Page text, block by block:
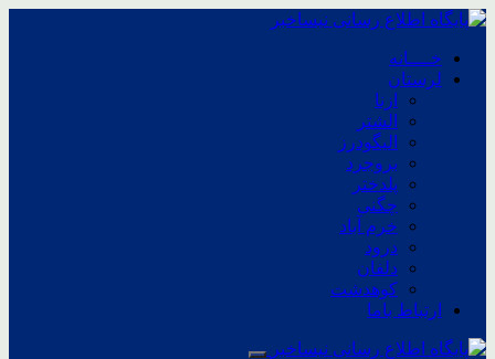
خــــانه
لرستان
ازنا
الشتر
الیگودرز
بروجرد
پلدختر
چگنی
خرم آباد
درود
دلفان
کوهدشت
ارتباط باما